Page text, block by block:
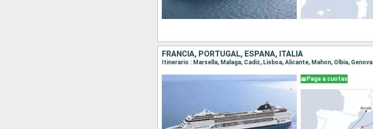
FRANCIA, PORTUGAL, ESPAÑA, ITALIA
Itinerario : Marsella, Malaga, Cadiz, Lisboa, Alicante, Mahon, Olbia, Genova
Paga a cuotas